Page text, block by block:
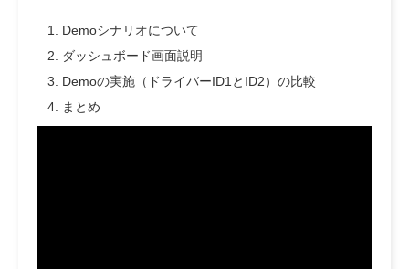
Demoシナリオについて
ダッシュボード画面説明
Demoの実施（ドライバーID1とID2）の比較
まとめ